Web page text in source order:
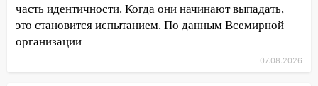
13:01 В Димитровграде мужчина
выбросил из машины страйкбольную
гранату: его задержали
часть идентичности. Когда они начинают выпадать,
это становится испытанием. По данным Всемирной
организации
07.08.2026